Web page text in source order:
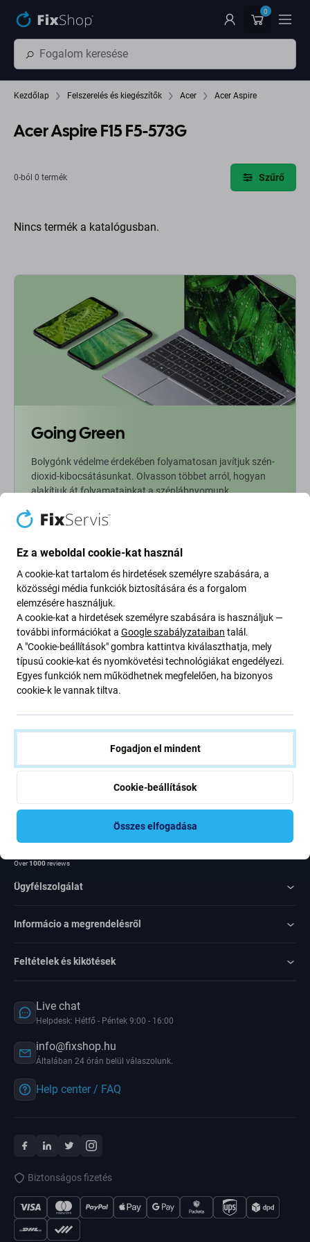
0
Kezdőlap Felszerelés és kiegészítők Acer Acer Aspire
Acer Aspire F15 F5-573G
0-ból 0 termék Szűrő
Nincs termék a katalógusban.
Going Green
Bolygónk védelme érdekében folyamatosan javítjuk szén-
dioxid-kibocsátásunkat. Olvasson többet arról, hogyan
alakítjuk át folyamatainkat a szénlábnyomunk
Newsletter Fix
Iratkozzon fel, hogy rendszeresen tájékoztatást kapjon az
ajánlatunkról szóló kedvezményekről és hírekről. Ugyanakkor
ennek az űrlapnak a benyújtásával megerősítem, hogy több mint
16 éves vagyok
Egyetértek azzal, hogy híreket kapjak
Over1000reviews
Ügyfélszolgálat
Informácio a megrendelésről
Feltételek és kikötések
Live chat
Helpdesk: Hétfő - Péntek 9:00 - 16:00
info@fixshop.hu
Általában 24 órán belül válaszolunk.
Help center / FAQ
Biztonságos fizetés
Ez a weboldal cookie-kat használ
A cookie-kat tartalom és hirdetések személyre szabására, a
közösségi média funkciók biztosítására és a forgalom
elemzésére használjuk.
A cookie-kat a hirdetések személyre szabására is használjuk —
további információkat a Google szabályzataiban talál.
A "Cookie-beállítások" gombra kattintva kiválaszthatja, mely
típusú cookie-kat és nyomkövetési technológiákat engedélyezi.
Egyes funkciók nem működhetnek megfelelően, ha bizonyos
cookie-k le vannak tiltva.
Fogadjon el mindent
Cookie-beállítások
Összes elfogadása